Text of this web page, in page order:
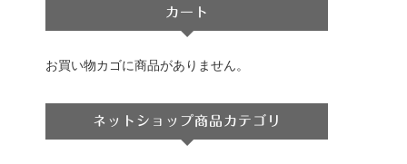
カート
お買い物カゴに商品がありません。
ネットショップ商品カテゴリ